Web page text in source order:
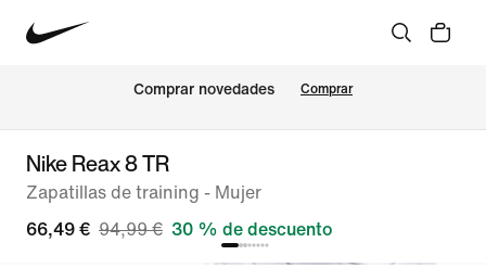
Comprar novedades Comprar
Nike Reax 8 TR
Zapatillas de training - Mujer
66,49 € 94,99 € 30 % de descuento